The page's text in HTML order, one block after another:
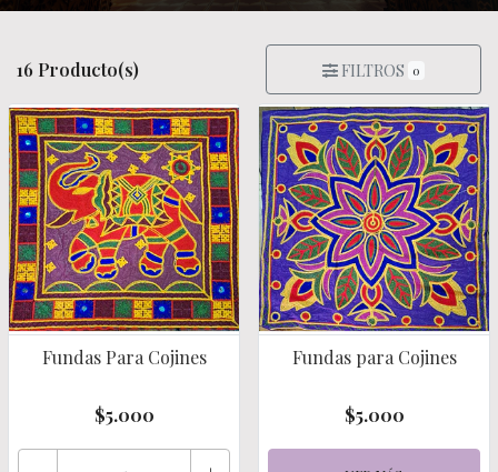
16 Producto(s) FILTROS 0
Fundas Para Cojines
$5.000
Fundas para Cojines
$5.000